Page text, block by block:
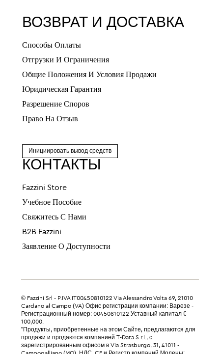
ВОЗВРАТ И ДОСТАВКА
Способы Оплаты
Отгрузки И Ограничения
Общие Положения И Условия Продажи
Юридическая Гарантия
Разрешение Споров
Право На Отзыв
Инициировать вывод средств
КОНТАКТЫ
Fazzini Store
Учебное Пособие
Свяжитесь С Нами
B2B Fazzini
Заявление О Доступности
© Fazzini Srl - P.IVA IT00450810122 Via Alessandro Volta 69, 21010
Cardano al Campo (VA) Офис регистрации компании: Варезе -
Регистрационный номер: 00450810122 Уставный капитал €
100,000.
"Продукты, приобретенные на этом Сайте, предлагаются для
продажи и продаются компанией T-Data S.r.l., с
зарегистрированным офисом в Via Strasburgo, 31, 41011 -